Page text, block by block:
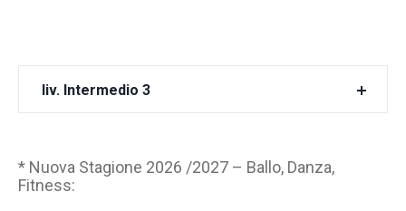
liv. Intermedio 3
* Nuova Stagione 2026 /2027 – Ballo, Danza,
Fitness: